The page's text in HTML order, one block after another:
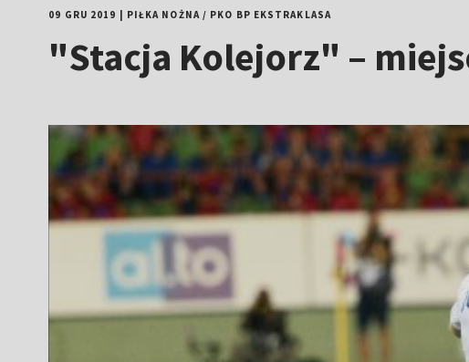
09 GRU 2019 PIŁKA NOŻNA/ PKO BP EKSTRAKLASA
"Stacja Kolejorz" –